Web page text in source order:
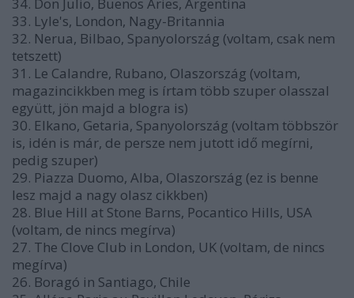
33. Lyle's, London, Nagy-Britannia
32. Nerua, Bilbao, Spanyolország (voltam, csak nem
tetszett)
31. Le Calandre, Rubano, Olaszország (voltam,
magazincikkben meg is írtam több szuper olasszal
együtt, jön majd a blogra is)
30. Elkano, Getaria, Spanyolország (voltam többször
is, idén is már, de persze nem jutott idő megírni,
pedig szuper)
29. Piazza Duomo, Alba, Olaszország (ez is benne
lesz majd a nagy olasz cikkben)
28. Blue Hill at Stone Barns, Pocantico Hills, USA
(voltam, de nincs megírva)
27. The Clove Club in London, UK (voltam, de nincs
megírva)
26. Boragó in Santiago, Chile